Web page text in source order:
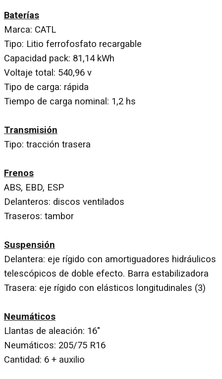
Baterías
Marca: CATL
Tipo: Litio ferrofosfato recargable
Capacidad pack: 81,14 kWh
Voltaje total: 540,96 v
Tipo de carga: rápida
Tiempo de carga nominal: 1,2 hs
Transmisión
Tipo: tracción trasera
Frenos
ABS, EBD, ESP
Delanteros: discos ventilados
Traseros: tambor
Suspensión
Delantera: eje rígido con amortiguadores hidráulicos
telescópicos de doble efecto. Barra estabilizadora
Trasera: eje rígido con elásticos longitudinales (3)
Neumáticos
Llantas de aleación: 16"
Neumáticos: 205/75 R16
Cantidad: 6 + auxilio